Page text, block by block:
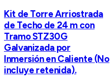
Kit de Torre Arriostrada
de Techo de 24 m con
Tramo STZ30G
Galvanizada por
Inmersión en Caliente (No
incluye retenida).